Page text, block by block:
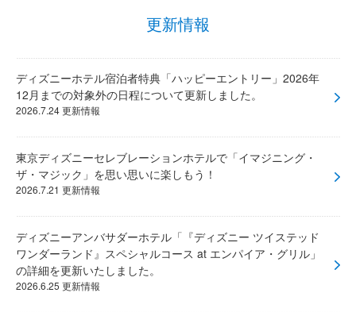
更新情報
ディズニーホテル宿泊者特典「ハッピーエントリー」2026年
12月までの対象外の日程について更新しました。
2026.7.24 更新情報
東京ディズニーセレブレーションホテルで「イマジニング・
ザ・マジック」を思い思いに楽しもう！
2026.7.21 更新情報
ディズニーアンバサダーホテル「『ディズニー ツイステッド
ワンダーランド』スペシャルコース at エンパイア・グリル」
の詳細を更新いたしました。
2026.6.25 更新情報